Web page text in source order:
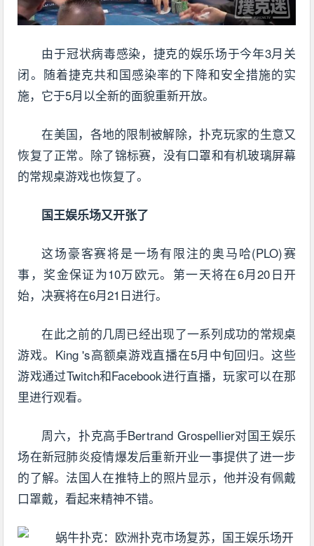
由于冠状病毒感染，捷克的娱乐场于今年3月关
闭。随着捷克共和国感染率的下降和安全措施的实
施，它于5月以全新的面貌重新开放。
在美国，各地的限制被解除，扑克玩家的生意又
恢复了正常。除了锦标赛，没有口罩和有机玻璃屏幕
的常规桌游戏也恢复了。
国王娱乐场又开张了
这场豪客赛将是一场有限注的奥马哈(PLO)赛
事，奖金保证为10万欧元。第一天将在6月20日开
始，决赛将在6月21日进行。
在此之前的几周已经出现了一系列成功的常规桌
游戏。King 's高额桌游戏直播在5月中旬回归。这些
游戏通过Twitch和Facebook进行直播，玩家可以在那
里进行观看。
周六，扑克高手Bertrand Grospellier对国王娱乐
场在新冠肺炎疫情爆发后重新开业一事提供了进一步
的了解。法国人在推特上的照片显示，他并没有佩戴
口罩戴，看起来精神不错。